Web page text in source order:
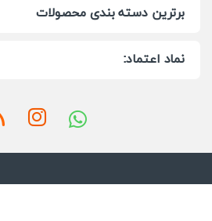
برترین دسته بندی محصولات
نماد اعتماد: